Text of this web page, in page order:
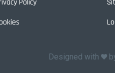
Policy
Designed with